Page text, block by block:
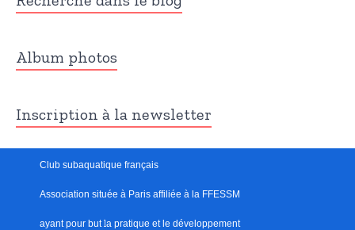
Album photos
Inscription à la newsletter
Club subaquatique français
Association située à Paris affiliée à la FFESSM
ayant pour but la pratique et le développement